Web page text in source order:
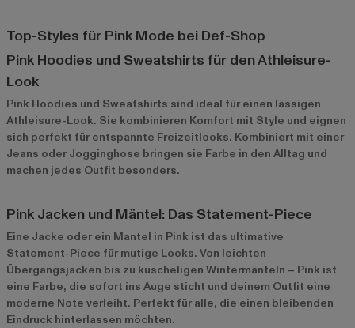
Top-Styles für Pink Mode bei Def-Shop
Pink Hoodies und Sweatshirts für den Athleisure-
Look
Pink Hoodies und Sweatshirts sind ideal für einen lässigen
Athleisure-Look. Sie kombinieren Komfort mit Style und eignen
sich perfekt für entspannte Freizeitlooks. Kombiniert mit einer
Jeans oder Jogginghose bringen sie Farbe in den Alltag und
machen jedes Outfit besonders.
Pink Jacken und Mäntel: Das Statement-Piece
Eine Jacke oder ein Mantel in Pink ist das ultimative
Statement-Piece für mutige Looks. Von leichten
Übergangsjacken bis zu kuscheligen Wintermänteln – Pink ist
eine Farbe, die sofort ins Auge sticht und deinem Outfit eine
moderne Note verleiht. Perfekt für alle, die einen bleibenden
Eindruck hinterlassen möchten.